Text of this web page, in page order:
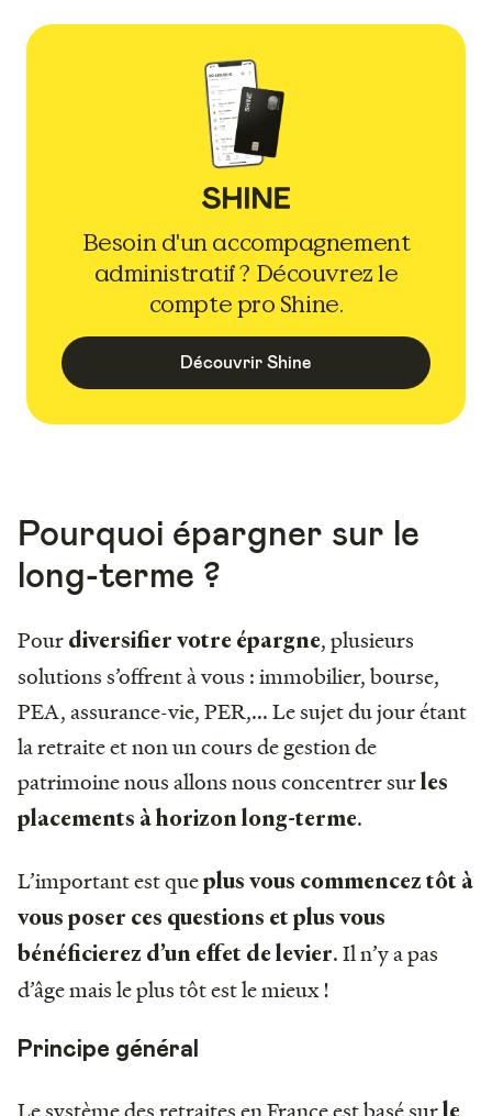
Besoin d'un accompagnement
administratif ? Découvrez le
compte pro Shine.
Découvrir Shine
Pourquoi épargner sur le
long-terme ?
Pour diversifier votre épargne, plusieurs
solutions s’offrent à vous : immobilier, bourse,
PEA, assurance-vie, PER,... Le sujet du jour étant
la retraite et non un cours de gestion de
patrimoine nous allons nous concentrer surles
placements à horizon long-terme.
L’important est queplus vous commencez tôt à
vous poser ces questions et plus vous
bénéficierez d’un effet de levier. Il n’y a pas
d’âge mais le plus tôt est le mieux !
Principe général